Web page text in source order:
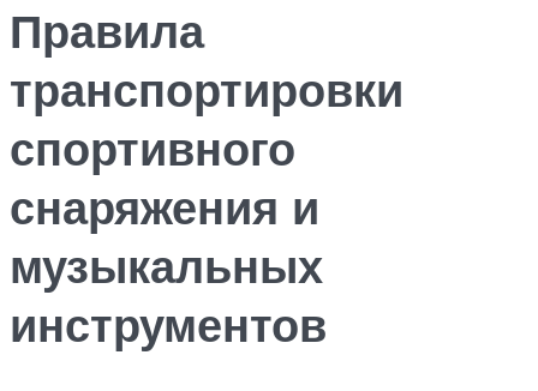
Правила
транспортировки
спортивного
снаряжения и
музыкальных
инструментов